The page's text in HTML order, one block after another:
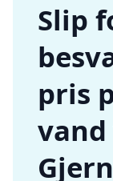
Slip
pris
Gjern